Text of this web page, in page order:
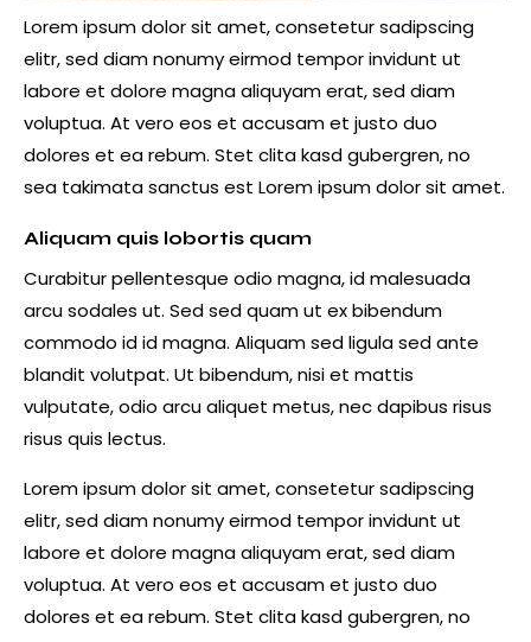
Lorem ipsum dolor sit amet, consetetur sadipscing
elitr, sed diam nonumy eirmod tempor invidunt ut
labore et dolore magna aliquyam erat, sed diam
voluptua. At vero eos et accusam et justo duo
dolores et ea rebum. Stet clita kasd gubergren, no
sea takimata sanctus est Lorem ipsum dolor sit amet.
Aliquam quis lobortis quam
Curabitur pellentesque odio magna, id malesuada
arcu sodales ut. Sed sed quam ut ex bibendum
commodo id id magna. Aliquam sed ligula sed ante
blandit volutpat. Ut bibendum, nisi et mattis
vulputate, odio arcu aliquet metus, nec dapibus risus
risus quis lectus.
Lorem ipsum dolor sit amet, consetetur sadipscing
elitr, sed diam nonumy eirmod tempor invidunt ut
labore et dolore magna aliquyam erat, sed diam
voluptua. At vero eos et accusam et justo duo
dolores et ea rebum. Stet clita kasd gubergren, no